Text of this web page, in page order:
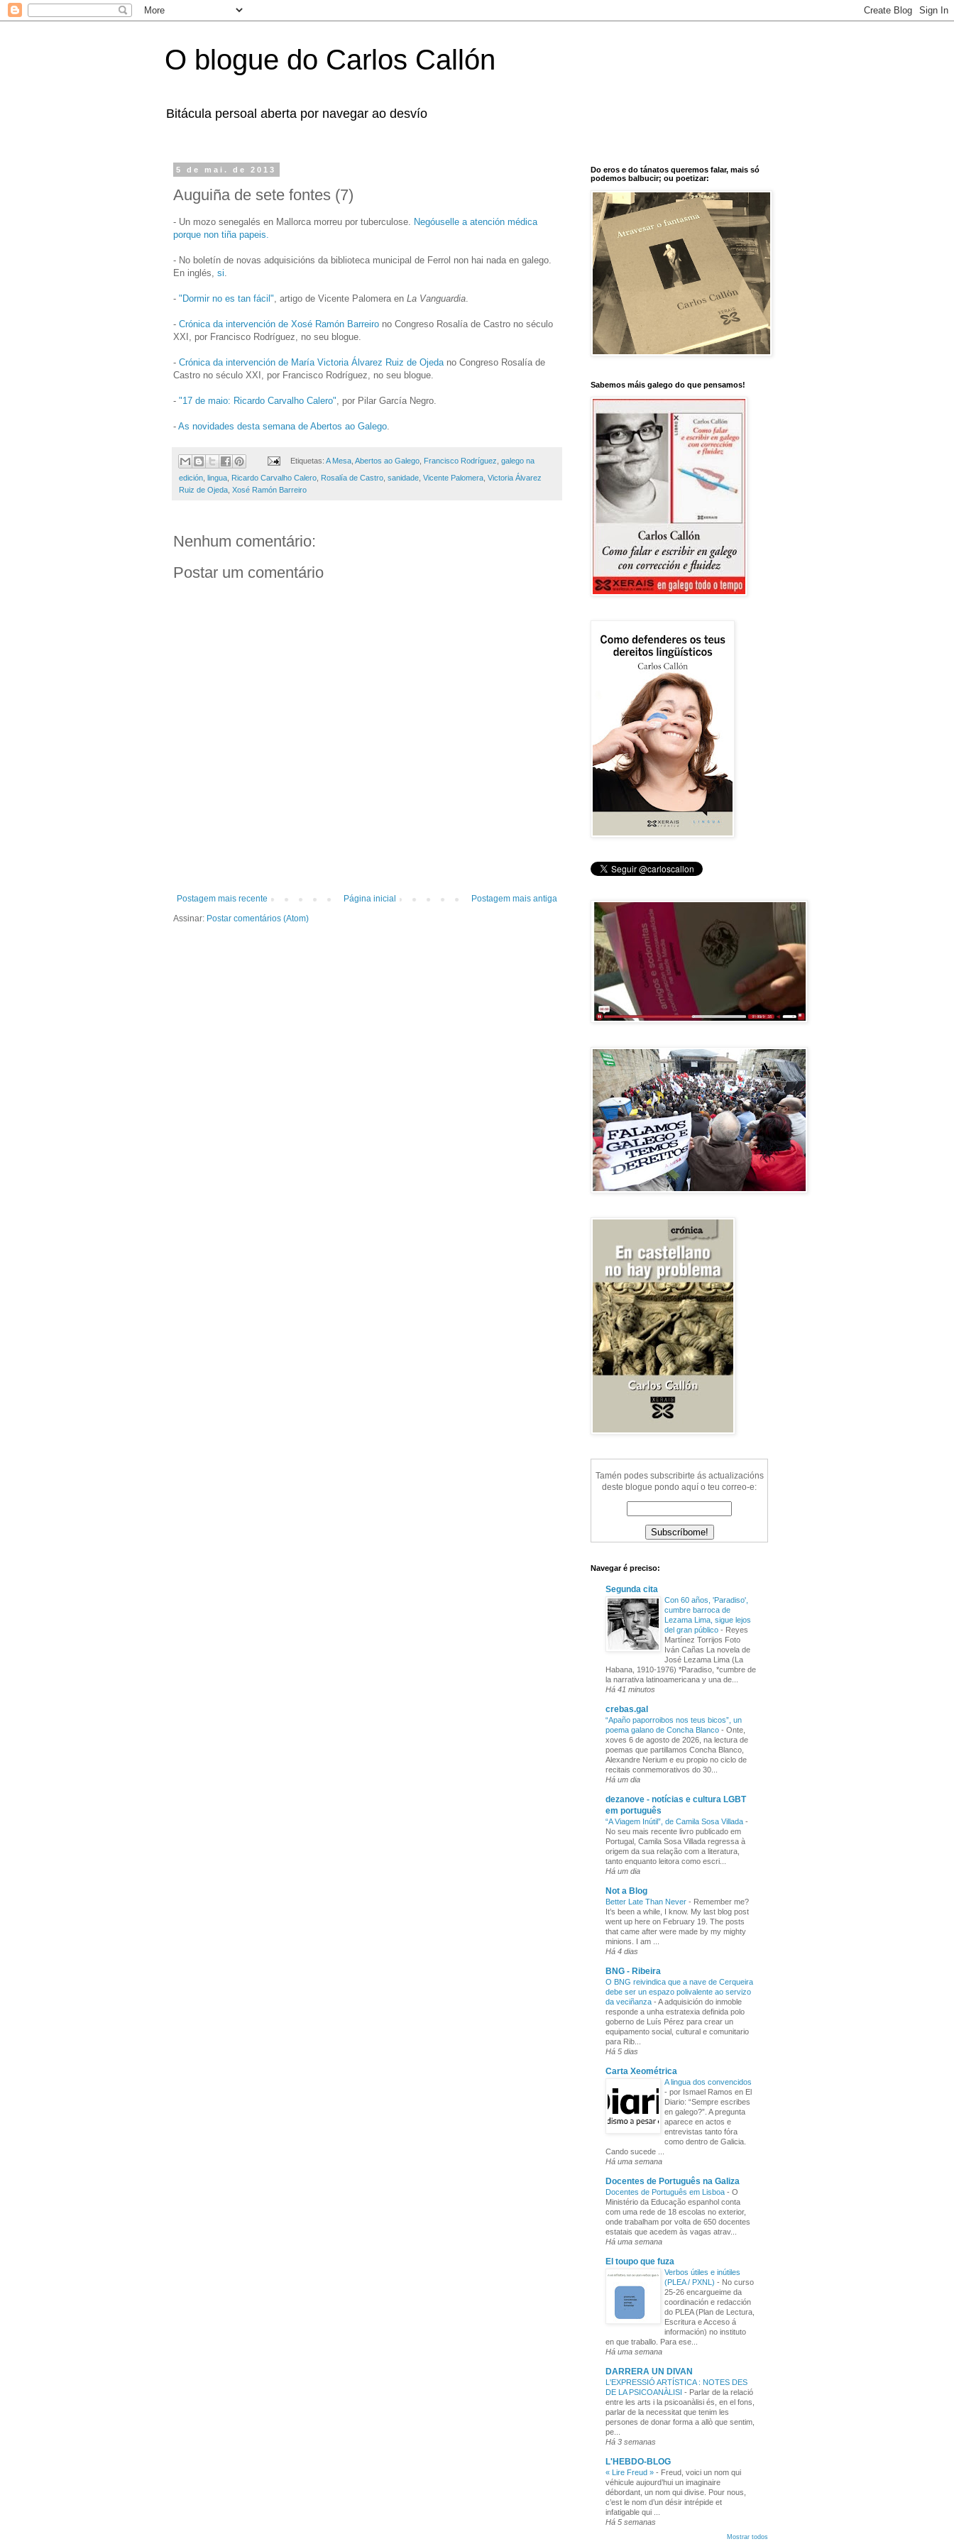
O blogue do Carlos Callón
Bitácula persoal aberta por navegar ao desvío
5 de mai. de 2013
Auguiña de sete fontes (7)
- Un mozo senegalés en Mallorca morreu por tuberculose. Negóuselle a atención médica
porque non tiña papeis.
- No boletín de novas adquisicións da biblioteca municipal de Ferrol non hai nada en galego.
En inglés, si
- "Dormir no es tan fácil" , artigo de Vicente Palomera en La Vanguardia
- Crónica da intervención de Xosé Ramón Barreiro no Congreso Rosalía de Castro no século
XXI, por Francisco Rodríguez, no seu blogue.
- Crónica da intervención de María Victoria Álvarez Ruiz de Ojeda no Congreso Rosalía de
Castro no século XXI, por Francisco Rodríguez, no seu blogue.
- "17 de maio: Ricardo Carvalho Calero" , por Pilar García Negro.
- As novidades desta semana de Abertos ao Galego
Etiquetas: A Mesa, Abertos ao Galego, Francisco Rodríguez galego na
edición lingua Ricardo Carvalho Calero Rosalía de Castro sanidade Vicente Palomera Victoria Álvarez
Ruiz de Ojeda Xosé Ramón Barreiro
Nenhum comentário:
Postar um comentário
Postagem mais recente Postagem mais antiga
Página inicial
Assinar: Postar comentários (Atom)
Do eros e do tánatos queremos falar, mais só
podemos balbucir; ou poetizar:
Sabemos máis galego do que pensamos!
Tamén podes subscribirte ás actualizacións
deste blogue pondo aquí o teu correo-e:
Navegar é preciso:
Segunda cita
Con 60 años, 'Paradiso',
cumbre barroca de
Lezama Lima, sigue lejos
del gran público - Reyes
Martínez Torrijos Foto
Iván Cañas La novela de
José Lezama Lima (La
Habana, 1910-1976) *Paradiso, *cumbre de
la narrativa latinoamericana y una de...
Há 41 minutos
crebas.gal
“Apaño paporroibos nos teus bicos”, un
poema galano de Concha Blanco - Onte,
xoves 6 de agosto de 2026, na lectura de
poemas que partillamos Concha Blanco,
Alexandre Nerium e eu propio no ciclo de
recitais conmemorativos do 30...
Há um dia
dezanove - notícias e cultura LGBT
em português
“A Viagem Inútil”, de Camila Sosa Villada -
No seu mais recente livro publicado em
Portugal, Camila Sosa Villada regressa à
origem da sua relação com a literatura,
tanto enquanto leitora como escri...
Há um dia
Not a Blog
Better Late Than Never - Remember me?
It’s been a while, I know. My last blog post
went up here on February 19. The posts
that came after were made by my mighty
minions. I am ...
Há 4 dias
BNG - Ribeira
O BNG reivindica que a nave de Cerqueira
debe ser un espazo polivalente ao servizo
da veciñanza - A adquisición do inmoble
responde a unha estratexia definida polo
goberno de Luís Pérez para crear un
equipamento social, cultural e comunitario
para Rib...
Há 5 dias
Carta Xeométrica
A lingua dos convencidos
- por Ismael Ramos en El
Diario: “Sempre escribes
en galego?”. A pregunta
aparece en actos e
entrevistas tanto fóra
como dentro de Galicia.
Cando sucede ...
Há uma semana
Docentes de Português na Galiza
Docentes de Português em Lisboa - O
Ministério da Educação espanhol conta
com uma rede de 18 escolas no exterior,
onde trabalham por volta de 650 docentes
estatais que acedem às vagas atrav...
Há uma semana
El toupo que fuza
Verbos útiles e inútiles
(PLEA / PXNL) - No curso
25-26 encargueime da
coordinación e redacción
do PLEA (Plan de Lectura,
Escritura e Acceso á
información) no instituto
en que traballo. Para ese...
Há uma semana
DARRERA UN DIVAN
L'EXPRESSIÓ ARTÍSTICA : NOTES DES
DE LA PSICOANÀLISI - Parlar de la relació
entre les arts i la psicoanàlisi és, en el fons,
parlar de la necessitat que tenim les
persones de donar forma a allò que sentim,
pe...
Há 3 semanas
L'HEBDO-BLOG
« Lire Freud » - Freud, voici un nom qui
véhicule aujourd’hui un imaginaire
débordant, un nom qui divise. Pour nous,
c’est le nom d’un désir intrépide et
infatigable qui ...
Há 5 semanas
Mostrar todos